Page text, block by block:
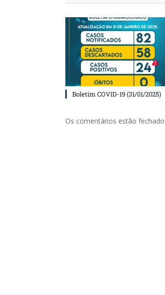
Boletim COVID-19 (31/01/2025)
Os comentários estão